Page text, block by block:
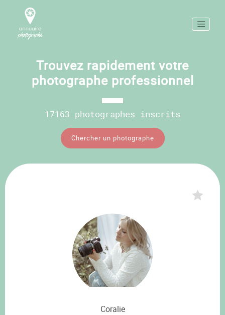
Trouvez rapidement votre
photographe professionnel
17163 photographes inscrits
Chercher un photographe
Coralie